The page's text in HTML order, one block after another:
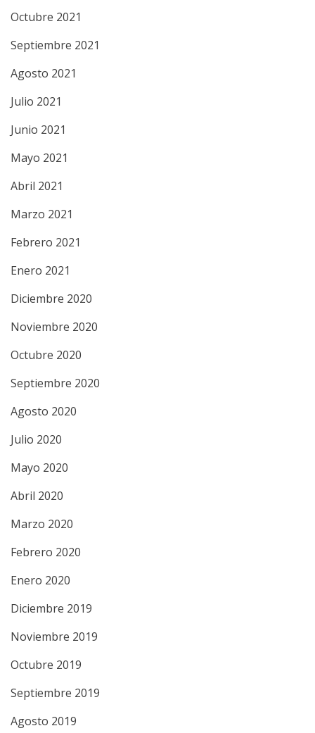
Octubre 2021
Septiembre 2021
Agosto 2021
Julio 2021
Junio 2021
Mayo 2021
Abril 2021
Marzo 2021
Febrero 2021
Enero 2021
Diciembre 2020
Noviembre 2020
Octubre 2020
Septiembre 2020
Agosto 2020
Julio 2020
Mayo 2020
Abril 2020
Marzo 2020
Febrero 2020
Enero 2020
Diciembre 2019
Noviembre 2019
Octubre 2019
Septiembre 2019
Agosto 2019